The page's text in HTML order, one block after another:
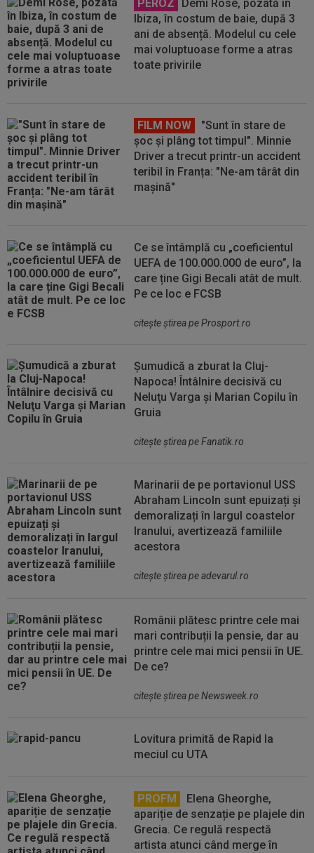
PEROZ
Demi Rose, pozată în
Ibiza, în costum de baie, după 3
ani de absență. Modelul cu cele
mai voluptuoase forme a atras
toate privirile
FILM NOW
"Sunt în stare de
șoc și plâng tot timpul". Minnie
Driver a trecut printr-un accident
teribil în Franța: "Ne-am târât din
mașină"
Ce se întâmplă cu „coeficientul
UEFA de 100.000.000 de euro”, la
care ține Gigi Becali atât de mult.
Pe ce loc e FCSB
citeşte ştirea pe Prosport.ro
Șumudică a zburat la Cluj-
Napoca! Întâlnire decisivă cu
Neluţu Varga şi Marian Copilu în
Gruia
citeşte ştirea pe Fanatik.ro
Marinarii de pe portavionul USS
Abraham Lincoln sunt epuizați și
demoralizați în largul coastelor
Iranului, avertizează familiile
acestora
citeşte ştirea pe adevarul.ro
Românii plătesc printre cele mai
mari contribuții la pensie, dar au
printre cele mai mici pensii în UE.
De ce?
citeşte ştirea pe Newsweek.ro
Lovitura primită de Rapid la
meciul cu UTA
PROFM
Elena Gheorghe,
apariție de senzație pe plajele din
Grecia. Ce regulă respectă
artista atunci când merge în